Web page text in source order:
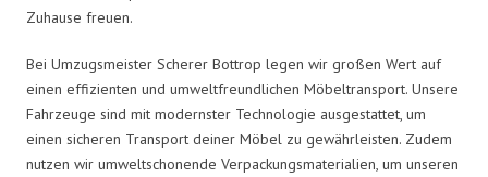
Zuhause freuen.
Bei Umzugsmeister Scherer Bottrop legen wir großen Wert auf
einen effizienten und umweltfreundlichen Möbeltransport. Unsere
Fahrzeuge sind mit modernster Technologie ausgestattet, um
einen sicheren Transport deiner Möbel zu gewährleisten. Zudem
nutzen wir umweltschonende Verpackungsmaterialien, um unseren